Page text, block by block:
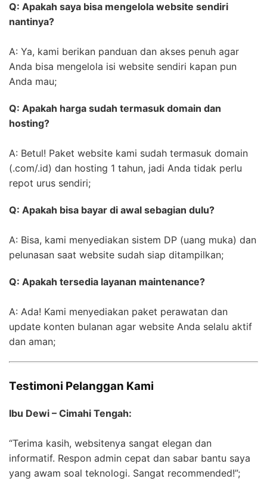
Q: Apakah saya bisa mengelola website sendiri
nantinya?
A: Ya, kami berikan panduan dan akses penuh agar
Anda bisa mengelola isi website sendiri kapan pun
Anda mau;
Q: Apakah harga sudah termasuk domain dan
hosting?
A: Betul! Paket website kami sudah termasuk domain
(.com/.id) dan hosting 1 tahun, jadi Anda tidak perlu
repot urus sendiri;
Q: Apakah bisa bayar di awal sebagian dulu?
A: Bisa, kami menyediakan sistem DP (uang muka) dan
pelunasan saat website sudah siap ditampilkan;
Q: Apakah tersedia layanan maintenance?
A: Ada! Kami menyediakan paket perawatan dan
update konten bulanan agar website Anda selalu aktif
dan aman;
Testimoni Pelanggan Kami
Ibu Dewi – Cimahi Tengah:
“Terima kasih, websitenya sangat elegan dan
informatif. Respon admin cepat dan sabar bantu saya
yang awam soal teknologi. Sangat recommended!”;